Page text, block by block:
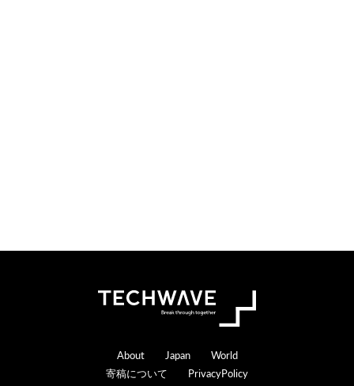
Footer
About Japan
World
寄稿について
PrivacyPolicy